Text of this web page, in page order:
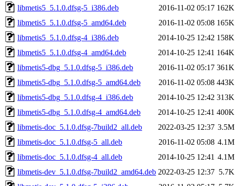
libmetis5_5.1.0.dfsg-5_i386.deb
2016-11-02 05:17 162K
libmetis5_5.1.0.dfsg-5_amd64.deb
2016-11-02 05:08 165K
libmetis5_5.1.0.dfsg-4_i386.deb
2014-10-25 12:42 158K
libmetis5_5.1.0.dfsg-4_amd64.deb
2014-10-25 12:41 164K
libmetis5-dbg_5.1.0.dfsg-5_i386.deb
2016-11-02 05:17 361K
libmetis5-dbg_5.1.0.dfsg-5_amd64.deb
2016-11-02 05:08 443K
libmetis5-dbg_5.1.0.dfsg-4_i386.deb
2014-10-25 12:42 313K
libmetis5-dbg_5.1.0.dfsg-4_amd64.deb
2014-10-25 12:41 400K
libmetis-doc_5.1.0.dfsg-7build2_all.deb
2022-03-25 12:37 3.5M
libmetis-doc_5.1.0.dfsg-5_all.deb
2016-11-02 05:08 4.1M
libmetis-doc_5.1.0.dfsg-4_all.deb
2014-10-25 12:41 4.1M
libmetis-dev_5.1.0.dfsg-7build2_amd64.deb 2022-03-25 12:37 5.7K